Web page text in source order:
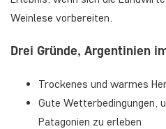
Weinlese vorbereiten.
Drei Gründe, Argentinien
Trockenes und warmes
Gute Wetterbedingungen,
Patagonien zu erleben